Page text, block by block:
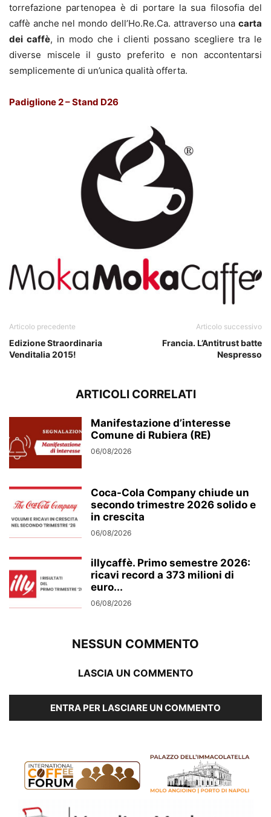
torrefazione partenopea è di portare la sua filosofia del
caffè anche nel mondo dell’Ho.Re.Ca. attraverso una carta
dei caffè, in modo che i clienti possano scegliere tra le
diverse miscele il gusto preferito e non accontentarsi
semplicemente di un’unica qualità offerta.
Padiglione 2 – Stand D26
Articolo precedente
Edizione Straordinaria
Venditalia 2015!
Articolo successivo
Francia. L’Antitrust batte
Nespresso
ARTICOLI CORRELATI
Manifestazione d’interesse
Comune di Rubiera (RE)
06/08/2026
Coca-Cola Company chiude un
secondo trimestre 2026 solido e
in crescita
06/08/2026
illycaffè. Primo semestre 2026:
ricavi record a 373 milioni di
euro...
06/08/2026
NESSUN COMMENTO
LASCIA UN COMMENTO
ENTRA PER LASCIARE UN COMMENTO